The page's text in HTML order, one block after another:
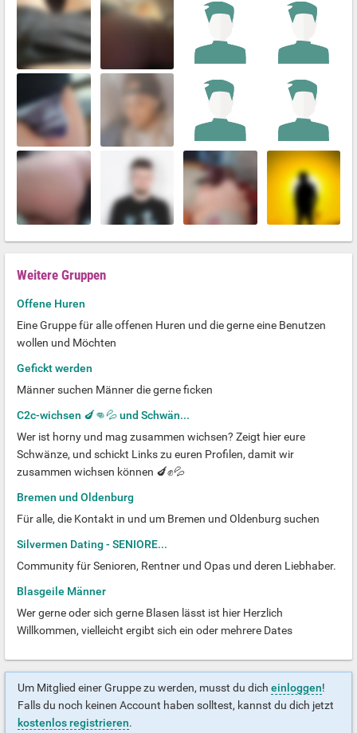
Weitere Gruppen
Offene Huren
Eine Gruppe für alle offenen Huren und die gerne eine Benutzen
wollen und Möchten
Gefickt werden
Männer suchen Männer die gerne ficken
C2c-wichsen 🍆👊💦 und Schwän...
Wer ist horny und mag zusammen wichsen? Zeigt hier eure
Schwänze, und schickt Links zu euren Profilen, damit wir
zusammen wichsen können 🍆✊💦
Bremen und Oldenburg
Für alle, die Kontakt in und um Bremen und Oldenburg suchen
Silvermen Dating - SENIORE...
Community für Senioren, Rentner und Opas und deren Liebhaber.
Blasgeile Männer
Wer gerne oder sich gerne Blasen lässt ist hier Herzlich
Willkommen, vielleicht ergibt sich ein oder mehrere Dates
Um Mitglied einer Gruppe zu werden, musst du dich einloggen!
Falls du noch keinen Account haben solltest, kannst du dich jetzt
kostenlos registrieren.